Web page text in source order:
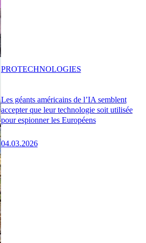
Les géants américains de l’IA semblent
accepter que leur technologie soit utilisée
pour espionner les Européens
04.03.2026
PROTECHNOLOGIES